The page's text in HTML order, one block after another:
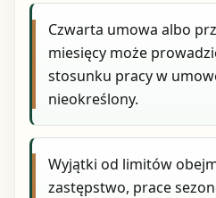
Czwarta umowa albo
miesięcy może
stosunku pracy w
nieokreślony.
Wyjątki od limitów
zastępstwo, prace